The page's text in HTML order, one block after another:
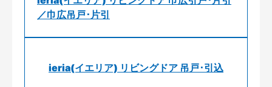
／巾広吊戸･片引
ieria(イエリア) リビングドア 吊戸･引込